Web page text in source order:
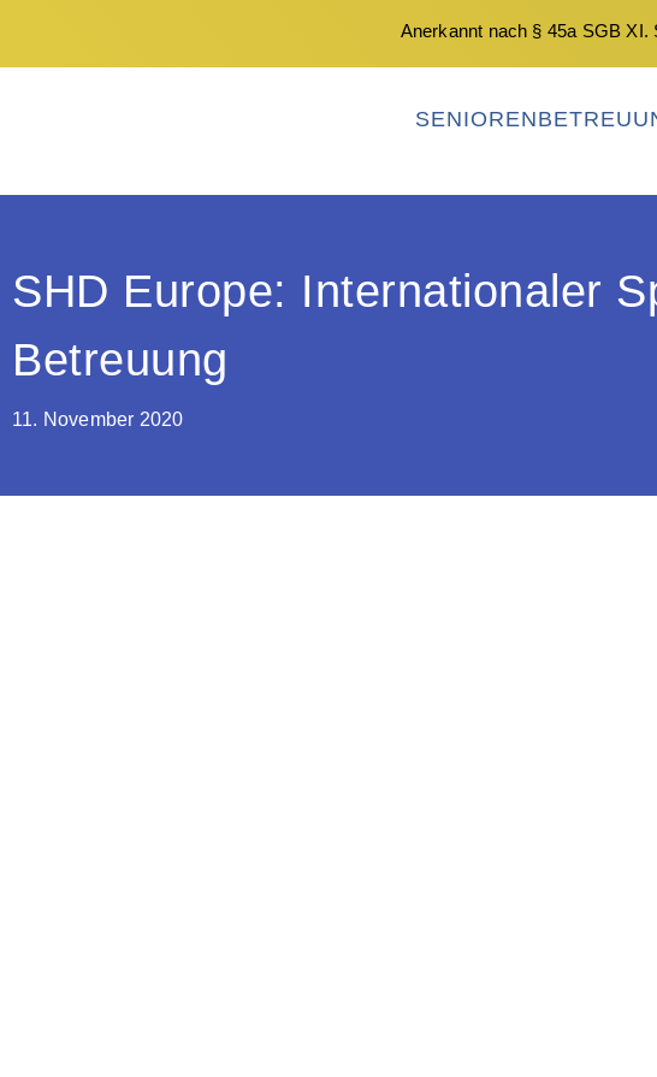
Anerkannt nach § 45a SGB
SHD Europe: Internationaler
Betreuung
11. November 2020